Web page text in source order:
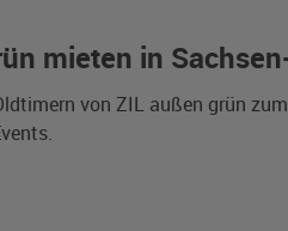
mieten in
von ZIL außen grün